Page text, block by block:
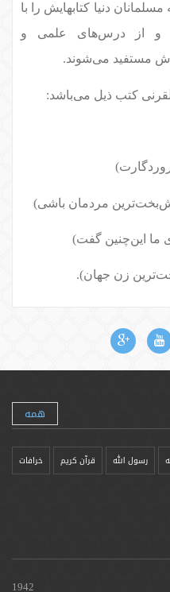
دنیا کتابهایش را با
و از درس‌های علمی و
مستفید می‌شوند.
کتب ذیل می‌باشد:
همه
رسول الله قرآن کریم خرافات
1942